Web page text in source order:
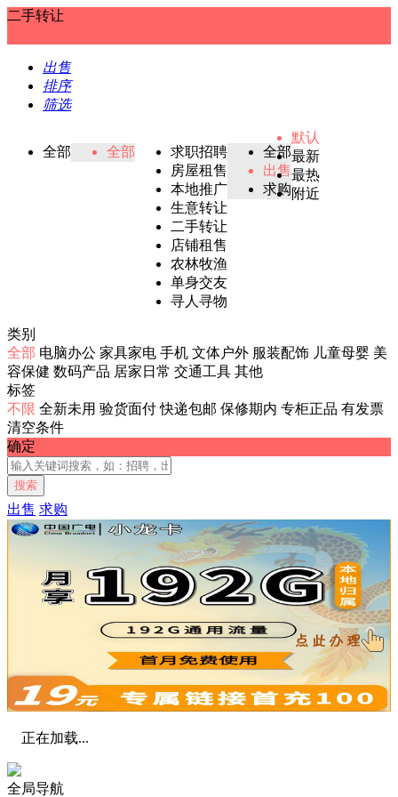
二手转让
出售
排序
筛选
全部 全部
求职招聘
房屋租售
本地推广
生意转让
二手转让
店铺租售
农林牧渔
单身交友
寻人寻物
全部
出售
求购
默认
最新
最热
附近
类别
全部 电脑办公 家具家电 手机 文体户外 服装配饰 儿童母婴 美
容保健 数码产品 居家日常 交通工具 其他
标签
不限 全新未用 验货面付 快递包邮 保修期内 专柜正品 有发票
清空条件
确定
搜索
出售 求购
正在加载...
全局导航